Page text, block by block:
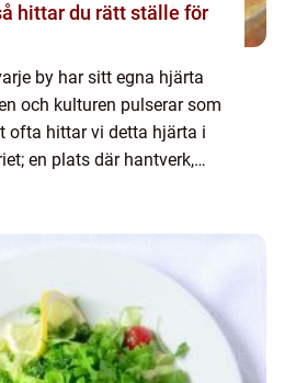
by har sitt egna hjärta
och kulturen pulserar som
ofta hittar vi detta hjärta i
en plats där hantverk,